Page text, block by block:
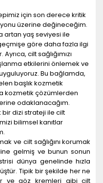
için son derece kritik
üzerine değineceğim.
artan yaş seviyesi ile
göre daha fazla ilgi
cilt sağlığımızı
etkilerini önlemek ve
Bu bağlamda,
başlık kozmetik
kozmetik çözümlerden
odaklanacağım.
dizi strateji ile cilt
bilimsel kanıtlar
ve cilt sağlığını korumak
gelmiş ve bunun sonun
dünya genelinde hızla
Tipik bir şekilde her ne
ve göz kremleri gibi cilt